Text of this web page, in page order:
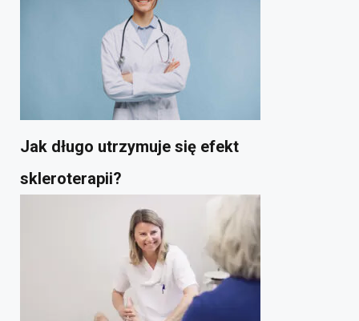
Jak długo utrzymuje się efekt
skleroterapii?